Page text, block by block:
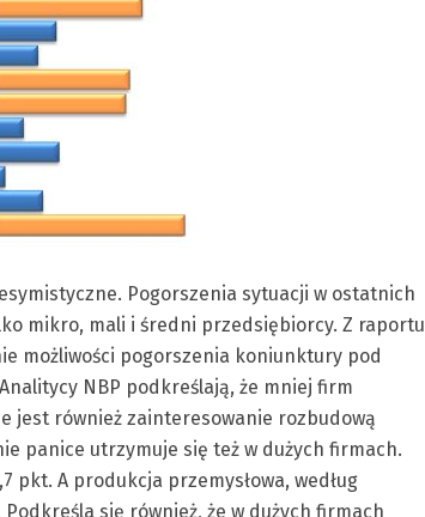
Pogorszenia sytuacji w ostatnich
mikro, mali i średni przedsiębiorcy. Z raportu
możliwości pogorszenia koniunktury pod
NBP podkreślają, że mniej firm
jest również zainteresowanie rozbudową
panice utrzymuje się też w dużych firmach.
pkt. A produkcja przemysłowa, według
się również, że w dużych firmach